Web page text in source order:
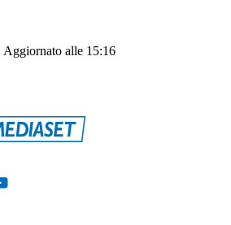
Aggiornato alle 15:16